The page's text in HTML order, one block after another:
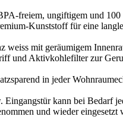
freiem, ungiftigem und 100
Kunststoff für eine
weiss mit geräumigem
und Aktivkohlefilter zur
in jeder
Eingangstür kann bei Bedarf
und wieder eingesetzt